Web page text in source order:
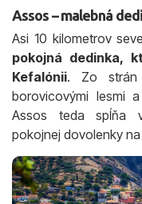
Assos – malebná
Asi 10 kilometrov
pokojná dedinka,
Kefalónii. Zo strán
borovicovými lesmi
Assos teda spĺňa
pokojnej dovolenky